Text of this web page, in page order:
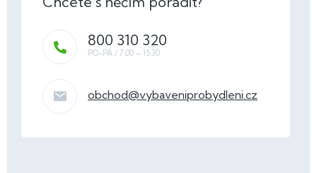
obchod@vybaveniprobydleni.cz
800 310 320